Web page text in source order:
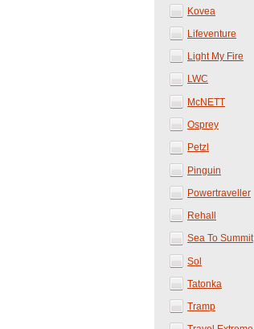
Kovea
Lifeventure
Light My Fire
LWC
McNETT
Osprey
Petzl
Pinguin
Powertraveller
Rehall
Sea To Summit
Sol
Tatonka
Tramp